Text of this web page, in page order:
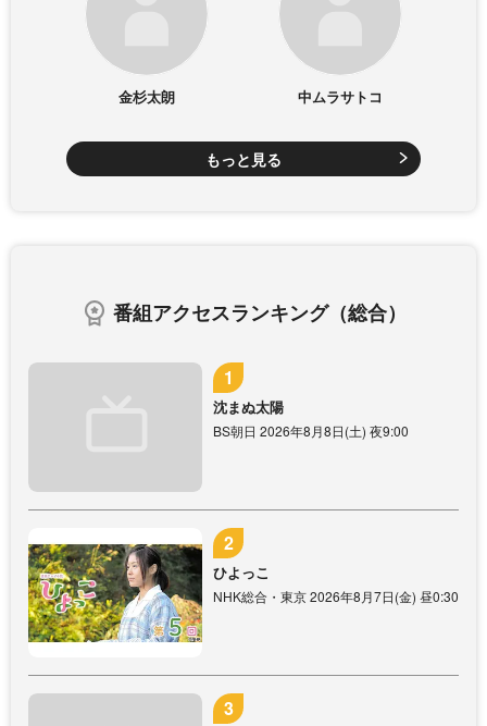
金杉太朗 中ムラサトコ
もっと見る
番組アクセスランキング（総合）
沈まぬ太陽
BS朝日 2026年8月8日(土) 夜9:00
ひよっこ
NHK総合・東京 2026年8月7日(金) 昼0:30